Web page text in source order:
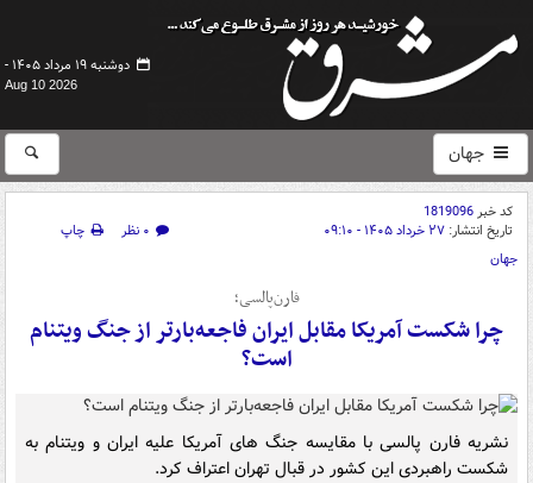
دوشنبه ۱۹ مرداد ۱۴۰۵ -
Aug 10 2026
جهان
کد خبر1819096
تاریخ انتشار: ۲۷ خرداد ۱۴۰۵ - ۰۹:۱۰ ۰ نظر
چاپ
جهان
فارن‌پالسی؛
چرا شکست آمریکا مقابل ایران فاجعه‌بارتر از جنگ ویتنام
است؟
نشریه فارن پالسی با مقایسه جنگ های آمریکا علیه ایران و ویتنام به
شکست راهبردی این کشور در قبال تهران اعتراف کرد.